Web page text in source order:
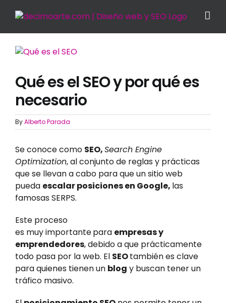
View
Image
Qué es el SEO y por qué es
necesario
ByAlberto Parada
Se conoce como SEO,Search Engine
Optimization, al conjunto de reglas y prácticas
que se llevan a cabo para que un sitio web
pueda escalar posiciones en Google, las
famosas SERPS.
Este proceso
es muy importantepara empresas y
emprendedores, debido a que prácticamente
todo pasa por la web. El SEOtambién es clave
para quienes tienen un blog y buscan tener un
tráfico masivo.